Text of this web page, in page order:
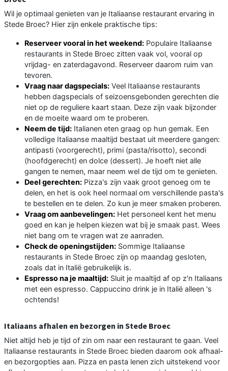
Wil je optimaal genieten van je Italiaanse restaurant ervaring in
Stede Broec? Hier zijn enkele praktische tips:
Reserveer vooral in het weekend: Populaire Italiaanse
restaurants in Stede Broec zitten vaak vol, vooral op
vrijdag- en zaterdagavond. Reserveer daarom ruim van
tevoren.
Vraag naar dagspecials: Veel Italiaanse restaurants
hebben dagspecials of seizoensgebonden gerechten die
niet op de reguliere kaart staan. Deze zijn vaak bijzonder
en de moeite waard om te proberen.
Neem de tijd: Italianen eten graag op hun gemak. Een
volledige Italiaanse maaltijd bestaat uit meerdere gangen:
antipasti (voorgerecht), primi (pasta/risotto), secondi
(hoofdgerecht) en dolce (dessert). Je hoeft niet alle
gangen te nemen, maar neem wel de tijd om te genieten.
Deel gerechten: Pizza's zijn vaak groot genoeg om te
delen, en het is ook heel normaal om verschillende pasta's
te bestellen en te delen. Zo kun je meer smaken proberen.
Vraag om aanbevelingen: Het personeel kent het menu
goed en kan je helpen kiezen wat bij je smaak past. Wees
niet bang om te vragen wat ze aanraden.
Check de openingstijden: Sommige Italiaanse
restaurants in Stede Broec zijn op maandag gesloten,
zoals dat in Italië gebruikelijk is.
Espresso na je maaltijd: Sluit je maaltijd af op z'n Italiaans
met een espresso. Cappuccino drink je in Italië alleen 's
ochtends!
Italiaans afhalen en bezorgen in Stede Broec
Niet altijd heb je tijd of zin om naar een restaurant te gaan. Veel
Italiaanse restaurants in Stede Broec bieden daarom ook afhaal-
en bezorgopties aan. Pizza en pasta lenen zich uitstekend voor